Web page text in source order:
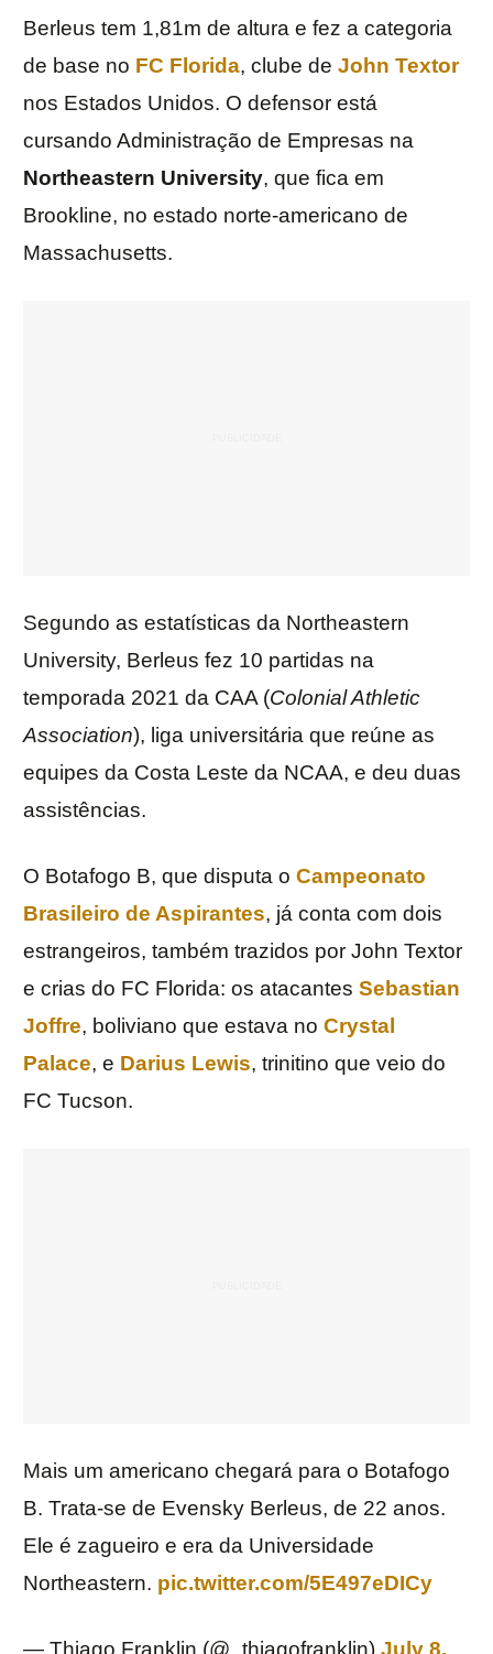
Berleus tem 1,81m de altura e fez a categoria
de base no FC Florida, clube de John Textor
nos Estados Unidos. O defensor está
cursando Administração de Empresas na
Northeastern University, que fica em
Brookline, no estado norte-americano de
Massachusetts.
Segundo as estatísticas da Northeastern
University, Berleus fez 10 partidas na
temporada 2021 da CAA (Colonial Athletic
Association), liga universitária que reúne as
equipes da Costa Leste da NCAA, e deu duas
assistências.
O Botafogo B, que disputa o Campeonato
Brasileiro de Aspirantes, já conta com dois
estrangeiros, também trazidos por John Textor
e crias do FC Florida: os atacantes Sebastian
Joffre, boliviano que estava no Crystal
Palace, e Darius Lewis, trinitino que veio do
FC Tucson.
Mais um americano chegará para o Botafogo
B. Trata-se de Evensky Berleus, de 22 anos.
Ele é zagueiro e era da Universidade
Northeastern. pic.twitter.com/5E497eDICy